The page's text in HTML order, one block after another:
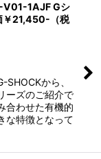
V01-1AJF Gシ
￥21,450-（税
SHOCKから、
ーズのご紹介で
合わせた有機的
な特徴となって